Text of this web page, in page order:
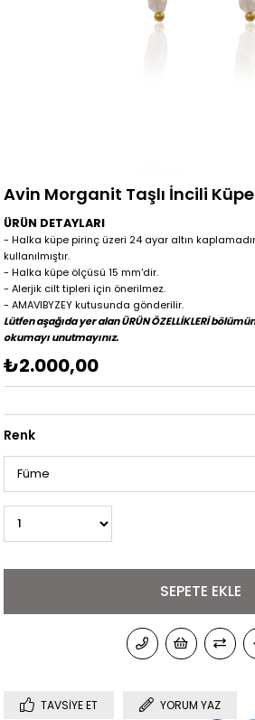
Avin Morganit Taşlı İncili Küpe
ÜRÜN DETAYLARI
- Halka küpe pirinç üzeri 24 ayar altın
kullanılmıştır.
- Halka küpe ölçüsü 15 mm'dir.
- Alerjik cilt tipleri için önerilmez.
- AMAVIBYZEY kutusunda gönderilir.
Lütfen aşağıda yer alan ÜRÜN ÖZELLİKLERİ
okumayı unutmayınız.
₺2.000,00
Renk
TAVSIYE ET YORUM YAZ